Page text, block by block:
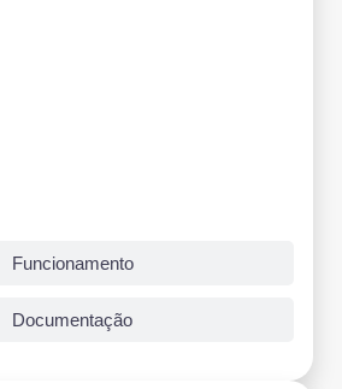
Funcionamento
Documentação